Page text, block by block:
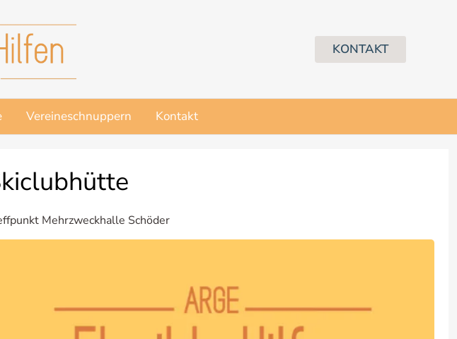
KONTAKT
Vereineschnuppern Kontakt
Mehrzweckhalle Schöder